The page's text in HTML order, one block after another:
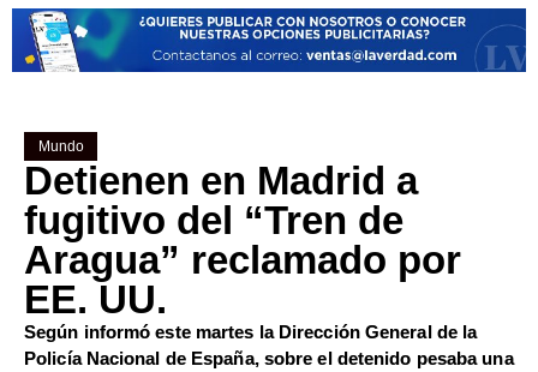
Mundo
Detienen en Madrid a
fugitivo del “Tren de
Aragua” reclamado por
EE. UU.
Según informó este martes la Dirección General de la
Policía Nacional de España, sobre el detenido pesaba una